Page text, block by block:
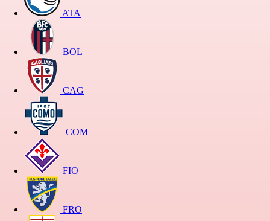
ATA
BOL
CAG
COM
FIO
FRO